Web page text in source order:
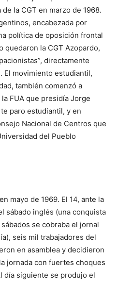
la CGT en marzo de 1968.
encabezada por
política de oposición frontal
quedaron la CGT Azopardo,
directamente
El movimiento estudiantil,
también comenzó a
FUA que presidía Jorge
paro estudiantil, y en
Nacional de Centros que
del Pueblo
mayo de 1969. El 14, ante la
sábado inglés (una conquista
se cobraba el jornal
seis mil trabajadores del
en asamblea y decidieron
jornada con fuertes choques
día siguiente se produjo el